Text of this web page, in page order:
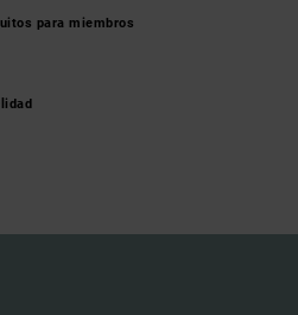
para miembros